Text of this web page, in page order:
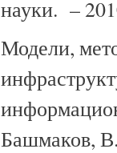
науки. –
Модели,
Башмаков,